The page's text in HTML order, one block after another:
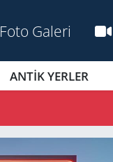
Foto Galeri
ANTİK YERLER